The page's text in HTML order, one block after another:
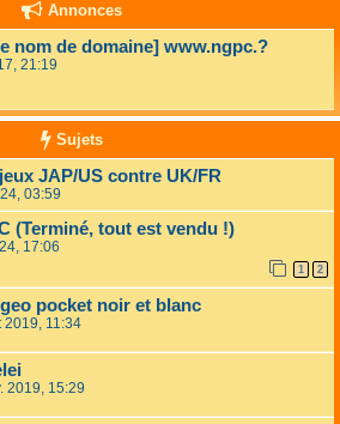
h
Annonces
nom de domaine] www.ngpc.?
21:19
Sujets
JAP/US contre UK/FR
03:59
(Terminé, tout est vendu !)
17:06
1 2
pocket noir et blanc
2019, 11:34
2019, 15:29